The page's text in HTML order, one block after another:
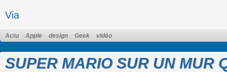
Via
Actu Apple design Geek vidéo
SUPER MARIO SUR UN MUR